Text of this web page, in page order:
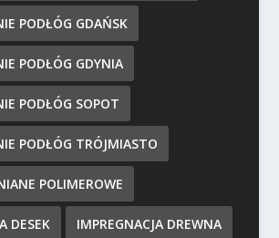
PODŁÓG GDAŃSK
PODŁÓG GDYNIA
PODŁÓG SOPOT
PODŁÓG TRÓJMIASTO
POLIMEROWE
DESEK IMPREGNACJA DREWNA